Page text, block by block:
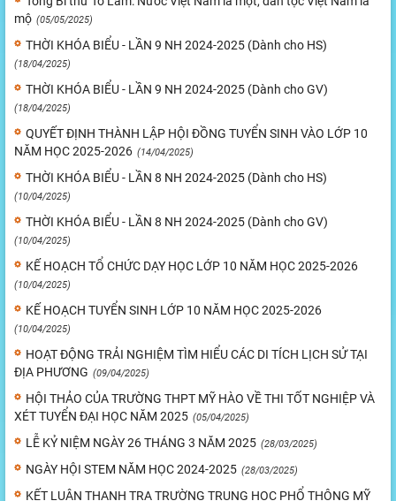
mộ (05/05/2025)
THỜI KHÓA BIỂU - LẦN 9 NH 2024-2025 (Dành cho HS)
(18/04/2025)
THỜI KHÓA BIỂU - LẦN 9 NH 2024-2025 (Dành cho GV)
(18/04/2025)
QUYẾT ĐỊNH THÀNH LẬP HỘI ĐỒNG TUYỂN SINH VÀO LỚP 10
NĂM HỌC 2025-2026 (14/04/2025)
THỜI KHÓA BIỂU - LẦN 8 NH 2024-2025 (Dành cho HS)
(10/04/2025)
THỜI KHÓA BIỂU - LẦN 8 NH 2024-2025 (Dành cho GV)
(10/04/2025)
KẾ HOẠCH TỔ CHỨC DẠY HỌC LỚP 10 NĂM HỌC 2025-2026
(10/04/2025)
KẾ HOẠCH TUYỂN SINH LỚP 10 NĂM HỌC 2025-2026
(10/04/2025)
HOẠT ĐỘNG TRẢI NGHIỆM TÌM HIỂU CÁC DI TÍCH LỊCH SỬ TẠI
ĐỊA PHƯƠNG (09/04/2025)
HỘI THẢO CỦA TRƯỜNG THPT MỸ HÀO VỀ THI TỐT NGHIỆP VÀ
XÉT TUYỂN ĐẠI HỌC NĂM 2025 (05/04/2025)
LỄ KỶ NIỆM NGÀY 26 THÁNG 3 NĂM 2025 (28/03/2025)
NGÀY HỘI STEM NĂM HỌC 2024-2025 (28/03/2025)
KẾT LUẬN THANH TRA TRƯỜNG TRUNG HỌC PHỔ THÔNG MỸ